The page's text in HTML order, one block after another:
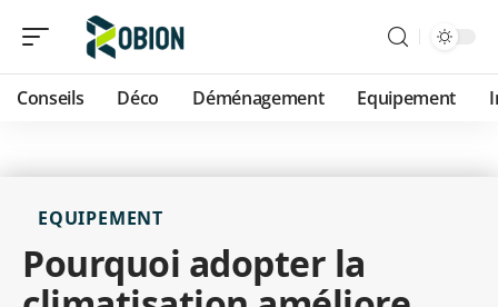
Conseils Déco Déménagement Equipement
EQUIPEMENT
Pourquoi adopter la